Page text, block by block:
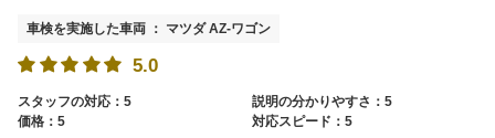
車検を実施した車両 ： マツダ AZ-ワゴン
5.0
スタッフの対応：5
説明の分かりやすさ：5
価格：5
対応スピード：5